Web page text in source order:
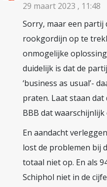
29 maart 2023 , 11:48
Sorry, maar een partij
rookgordijn op te
onmogelijke
duidelijk is dat de
‘business as usual’-
praten. Laat staan dat
BBB dat
En aandacht
lost de problemen bij
totaal niet op. En als
Schiphol niet in de